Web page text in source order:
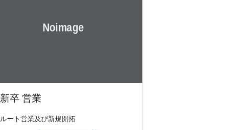
新卒 営業
ルート営業及び新規開拓